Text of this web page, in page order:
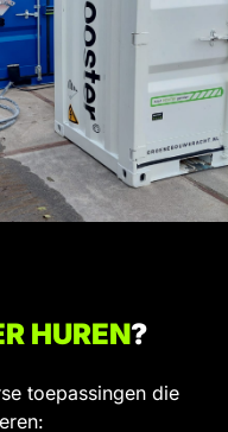
HUREN?
toepassingen die